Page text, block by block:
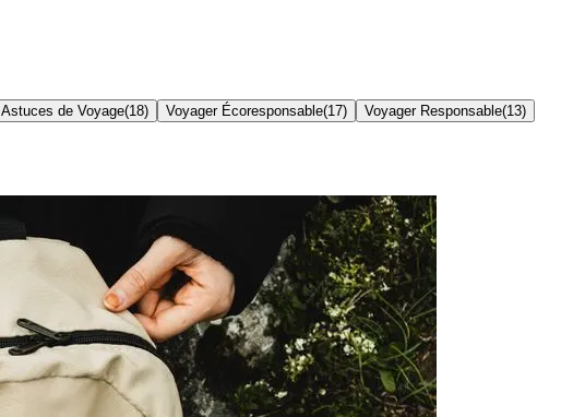
Astuces de Voyage(18) Voyager Écoresponsable(17) Voyager Responsable(13)